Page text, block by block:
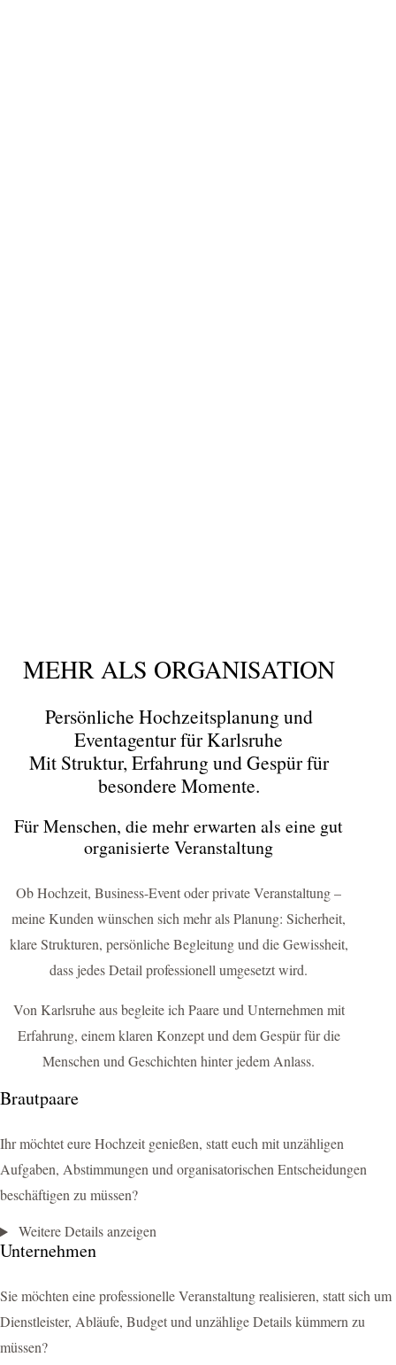
MEHR ALS ORGANISATION
Persönliche Hochzeitsplanung und
Eventagentur für Karlsruhe
Mit Struktur, Erfahrung und Gespür für
besondere Momente.
Für Menschen, die mehr erwarten als eine gut
organisierte Veranstaltung
Ob Hochzeit, Business-Event oder private Veranstaltung –
meine Kunden wünschen sich mehr als Planung: Sicherheit,
klare Strukturen, persönliche Begleitung und die Gewissheit,
dass jedes Detail professionell umgesetzt wird.
Von Karlsruhe aus begleite ich Paare und Unternehmen mit
Erfahrung, einem klaren Konzept und dem Gespür für die
Menschen und Geschichten hinter jedem Anlass.
Brautpaare
Ihr möchtet eure Hochzeit genießen, statt euch mit unzähligen
Aufgaben, Abstimmungen und organisatorischen Entscheidungen
beschäftigen zu müssen?
Weitere Details anzeigen
Unternehmen
Sie möchten eine professionelle Veranstaltung realisieren, statt sich um
Dienstleister, Abläufe, Budget und unzählige Details kümmern zu
müssen?